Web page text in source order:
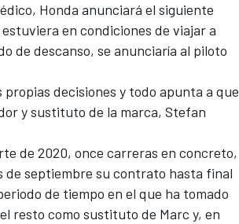
Honda anunciará el siguiente
en condiciones de viajar a
de descanso, se anunciaría al piloto
decisiones y todo apunta a que
y sustituto de la marca, Stefan
de 2020, once carreras en concreto,
de septiembre su contrato hasta final
de tiempo en el que ha tomado
resto como sustituto de Marc y, en